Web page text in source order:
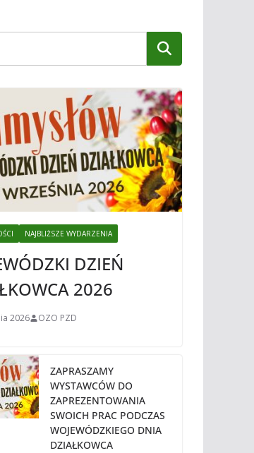
NAJBLIŻSZE WYDARZENIA
DZIEŃ
2026
2026 OZO PZD
ZAPRASZAMY
WYSTAWCÓW DO
ZAPREZENTOWANIA
SWOICH PRAC PODCZAS
WOJEWÓDZKIEGO DNIA
DZIAŁKOWCA